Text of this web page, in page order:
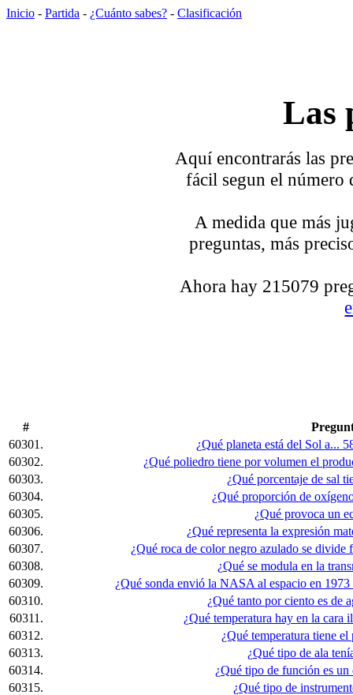
Inicio - Partida - ¿Cuánto sabes? - Clasificación
Las
Aquí encontrarás las
fácil segun el número
A medida que más
preguntas, más
Ahora hay 215079
#
60301.
¿Qué planeta está del Sol a...
60302.
¿Qué poliedro tiene por volumen el
60303.
¿Qué porcentaje de sal
60304.
¿Qué proporción de
60305.
¿Qué provoca un
60306.
¿Qué representa la expresión
60307.
¿Qué roca de color negro azulado se divide
60308.
¿Qué se modula en la
60309.
¿Qué sonda envió la NASA al espacio en
60310.
¿Qué tanto por ciento es de
60311.
¿Qué temperatura hay en la cara
60312.
¿Qué temperatura tiene el
60313.
¿Qué tipo de ala
60314.
¿Qué tipo de función es
60315.
¿Qué tipo de